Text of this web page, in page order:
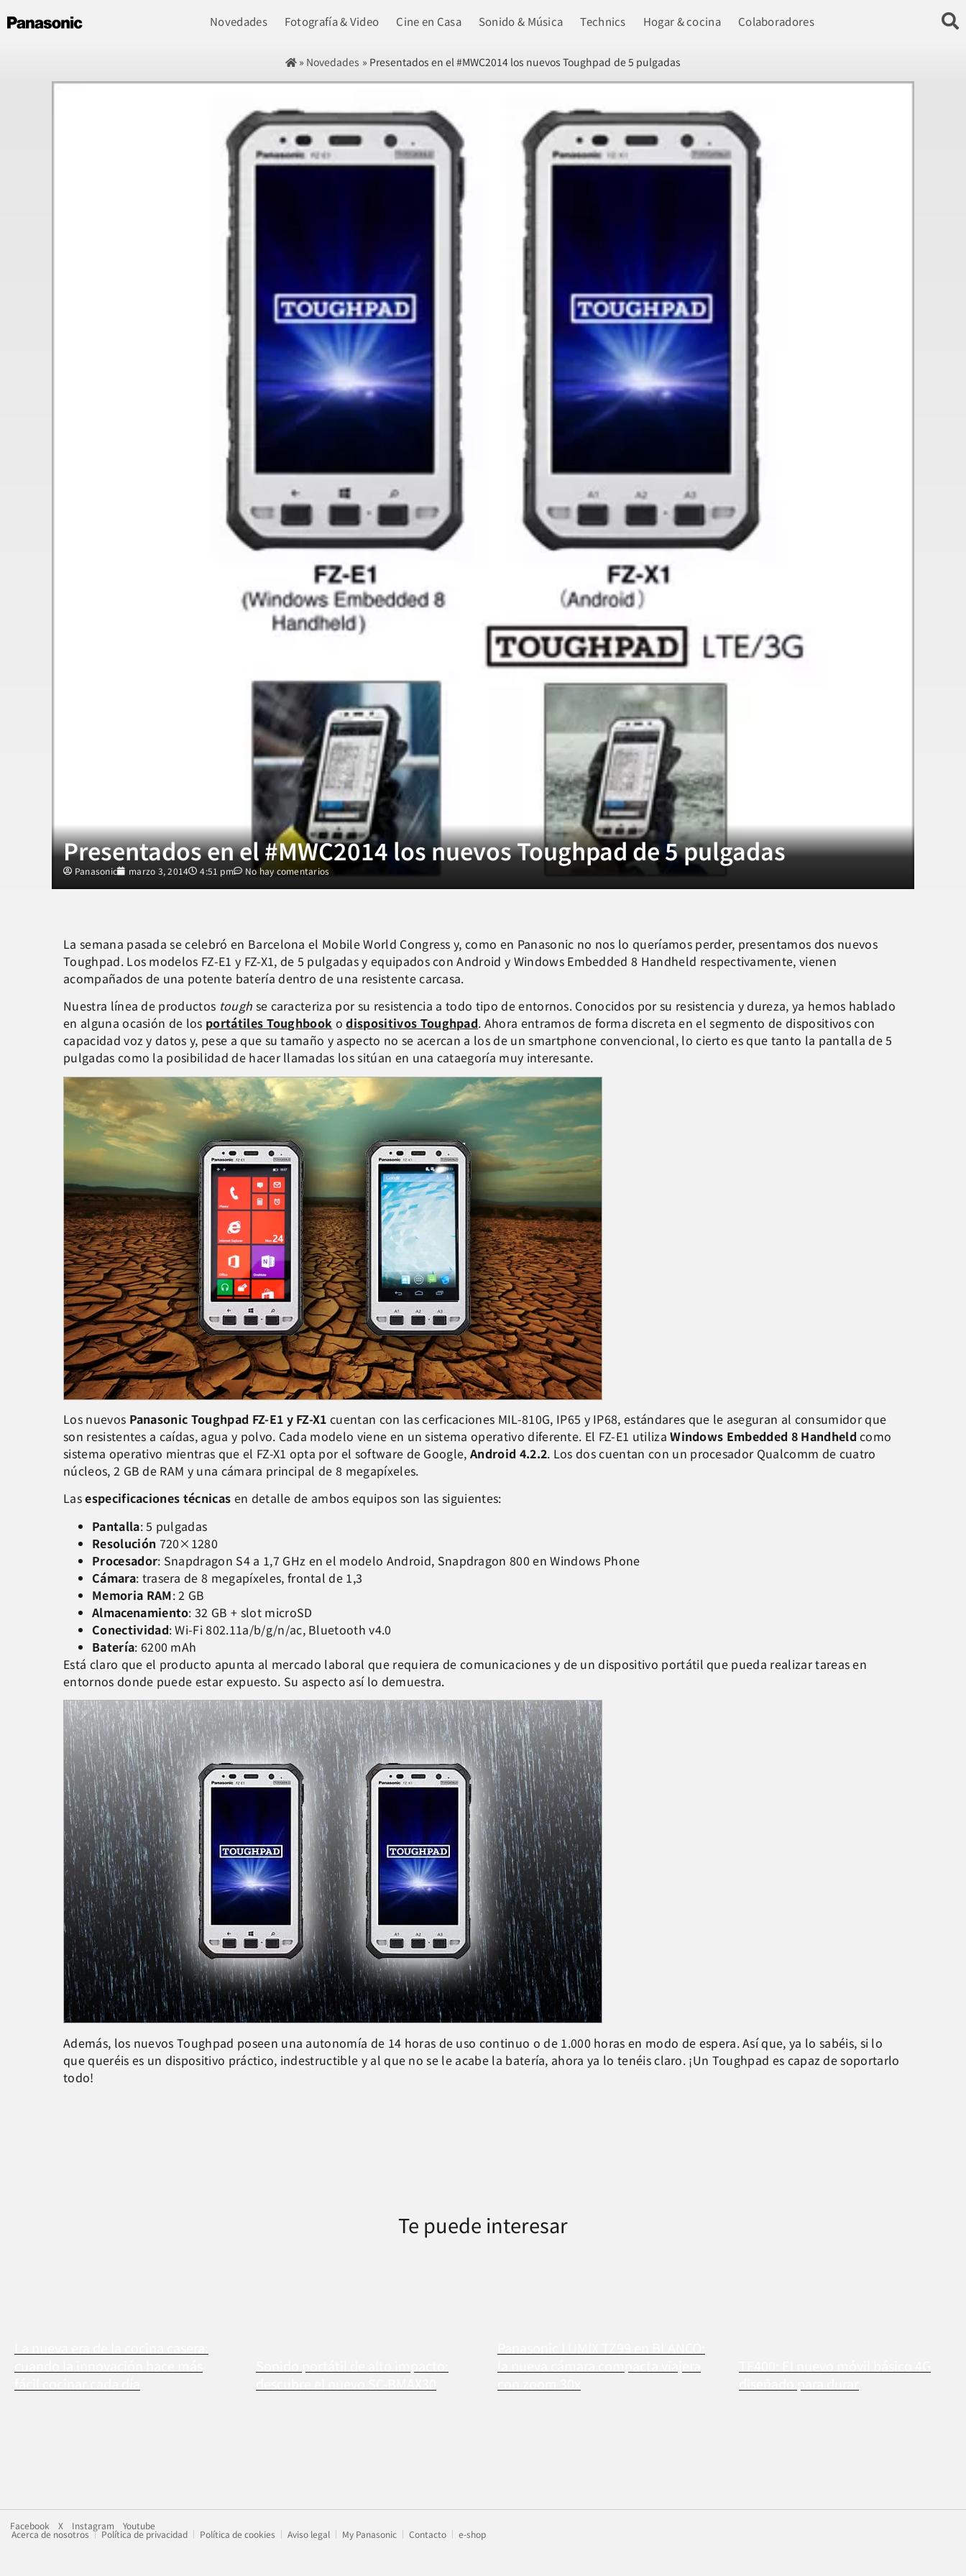
Novedades Fotografía & Video Cine en Casa Sonido & Música Technics Hogar & cocina Colaboradores
» Novedades » Presentados en el #MWC2014 los nuevos Toughpad de 5 pulgadas
Presentados en el #MWC2014 los nuevos Toughpad de 5 pulgadas
Panasonic marzo 3, 2014 4:51 pm No hay comentarios
La semana pasada se celebró en Barcelona el Mobile World Congress y, como en Panasonic no nos lo queríamos perder, presentamos dos nuevos
Toughpad. Los modelos FZ-E1 y FZ-X1, de 5 pulgadas y equipados con Android y Windows Embedded 8 Handheld respectivamente, vienen
acompañados de una potente batería dentro de una resistente carcasa.
Nuestra línea de productos tough se caracteriza por su resistencia a todo tipo de entornos. Conocidos por su resistencia y dureza, ya hemos hablado
en alguna ocasión de los portátiles Toughbook odispositivos Toughpad. Ahora entramos de forma discreta en el segmento de dispositivos con
capacidad voz y datos y, pese a que su tamaño y aspecto no se acercan a los de un smartphone convencional, lo cierto es que tanto la pantalla de 5
pulgadas como la posibilidad de hacer llamadas los sitúan en una cataegoría muy interesante.
Los nuevos Panasonic Toughpad FZ-E1 y FZ-X1 cuentan con las cerficaciones MIL-810G, IP65 y IP68, estándares que le aseguran al consumidor que
son resistentes a caídas, agua y polvo. Cada modelo viene en un sistema operativo diferente. El FZ-E1 utilizaWindows Embedded 8 Handheld como
sistema operativo mientras que el FZ-X1 opta por el software de Google,Android 4.2.2. Los dos cuentan con un procesador Qualcomm de cuatro
núcleos, 2 GB de RAM y una cámara principal de 8 megapíxeles.
Lasespecificaciones técnicas en detalle de ambos equipos son las siguientes:
Pantalla: 5 pulgadas
Resolución 720×1280
Procesador: Snapdragon S4 a 1,7 GHz en el modelo Android, Snapdragon 800 en Windows Phone
Cámara: trasera de 8 megapíxeles, frontal de 1,3
Memoria RAM: 2 GB
Almacenamiento: 32 GB + slot microSD
Conectividad: Wi-Fi 802.11a/b/g/n/ac, Bluetooth v4.0
Batería: 6200 mAh
Está claro que el producto apunta al mercado laboral que requiera de comunicaciones y de un dispositivo portátil que pueda realizar tareas en
entornos donde puede estar expuesto. Su aspecto así lo demuestra.
Además, los nuevos Toughpad poseen una autonomía de 14 horas de uso continuo o de 1.000 horas en modo de espera. Así que, ya lo sabéis, si lo
que queréis es un dispositivo práctico, indestructible y al que no se le acabe la batería, ahora ya lo tenéis claro. ¡Un Toughpad es capaz de soportarlo
todo!
Te puede interesar
Facebook X Instagram Youtube
Acerca de nosotros Política de privacidad Política de cookies Aviso legal My Panasonic Contacto e-shop